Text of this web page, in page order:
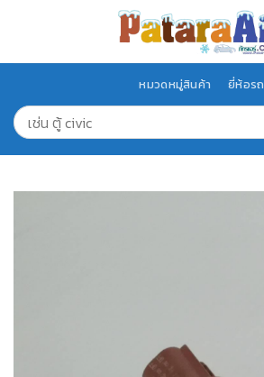
หมวดหมู่สินค้า ยี่ห้อรถ